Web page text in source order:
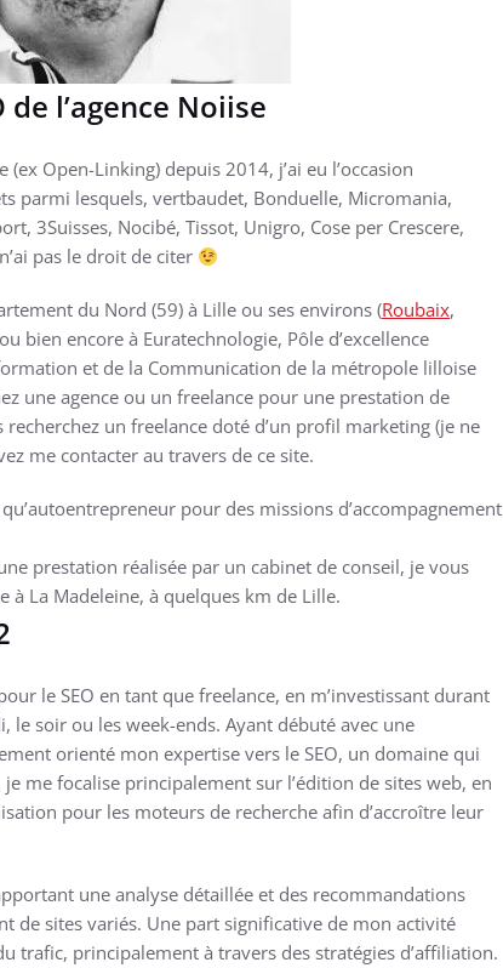
l’agence Noiise
(ex Open-Linking) depuis 2014, j’ai eu l’occasion
parmi lesquels, vertbaudet, Bonduelle, Micromania,
3Suisses, Nocibé, Tissot, Unigro, Cose per Crescere,
pas le droit de citer
du Nord (59) à Lille ou ses environs (Roubaix,
bien encore à Euratechnologie, Pôle d’excellence
et de la Communication de la métropole lilloise
une agence ou un freelance pour une prestation de
un freelance doté d’un profil marketing (je ne
me contacter au travers de ce site.
pour des missions d’accompagnement
prestation réalisée par un cabinet de conseil, je vous
à La Madeleine, à quelques km de Lille.
le SEO en tant que freelance, en m’investissant durant
soir ou les week-ends. Ayant débuté avec une
orienté mon expertise vers le SEO, un domaine qui
me focalise principalement sur l’édition de sites web, en
pour les moteurs de recherche afin d’accroître leur
une analyse détaillée et des recommandations
de sites variés. Une part significative de mon activité
trafic, principalement à travers des stratégies d’affiliation.